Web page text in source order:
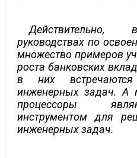
Действительно,
руководствах по
множество примеров
роста банковских
в них
инженерных задач. А
процессоры
инструментом для
инженерных задач.